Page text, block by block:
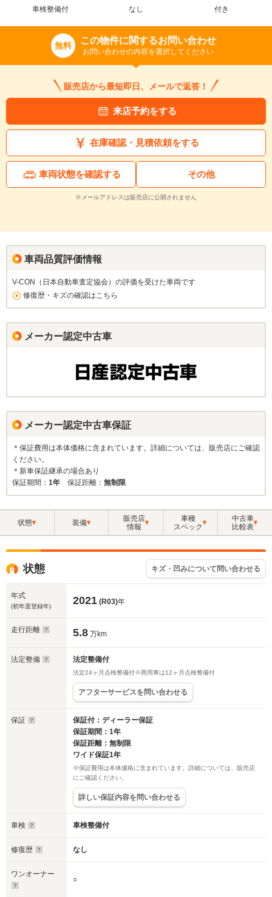
車検整備付
なし
付き
無料 この物件に関するお問い合わせ
お問い合わせの内容を選択してください
販売店から最短即日、メールで返答！
来店予約をする
在庫確認・見積依頼をする
車両状態を確認する その他
※メールアドレスは販売店に公開されません
車両品質評価情報
V-CON（日本自動車査定協会）の評価を受けた車両です
修復歴・キズの確認はこちら
メーカー認定中古車
メーカー認定中古車保証
＊保証費用は本体価格に含まれています。詳細については、販売店にご確認
ください。
＊新車保証継承の場合あり
保証期間： 1年 保証距離： 無制限
状態 装備
販売店
情報
車種
スペック
中古車
比較表
状態 キズ・凹みについて問い合わせる
年式
(初年度登録年) 2021 (R03)年
走行距離 5.8 万km
法定整備 法定整備付
法定24ヶ月点検整備付※商用車は12ヶ月点検整備付
アフターサービスを問い合わせる
保証
保証付：ディーラー保証
保証期間：1年
保証距離：無制限
ワイド保証1年
※保証費用は本体価格に含まれています。詳細については、販売店
にご確認ください。
詳しい保証内容を問い合わせる
車検 車検整備付
修復歴 なし
ワンオーナー
○